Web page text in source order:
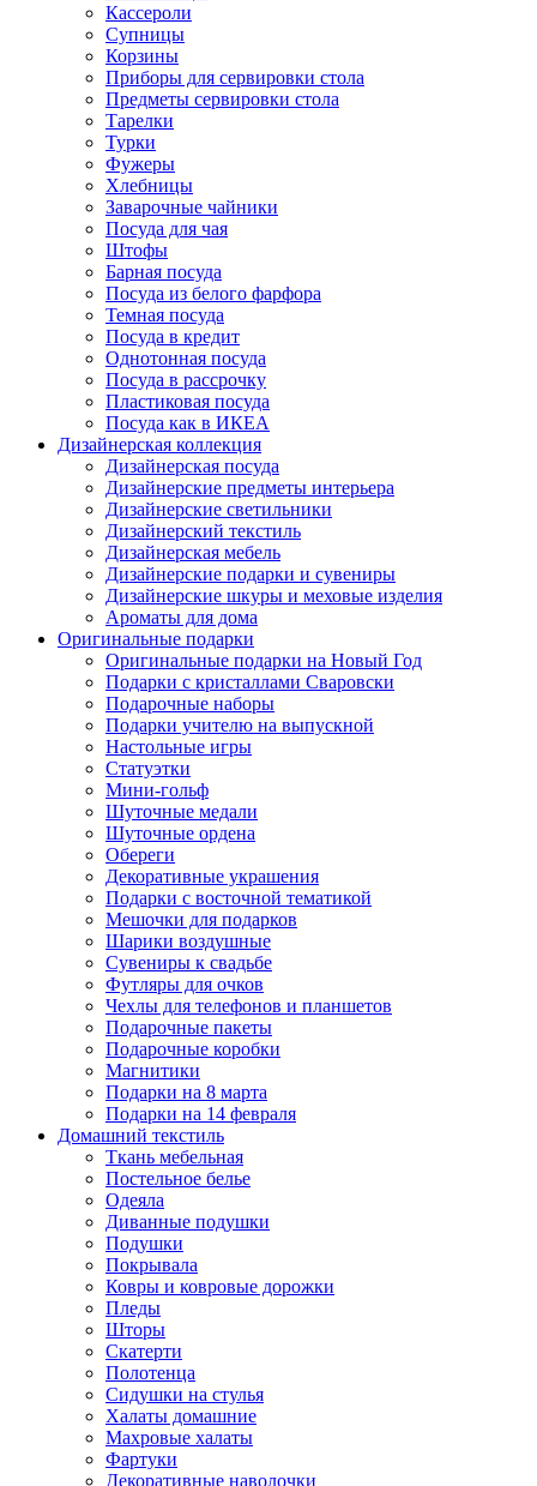
Кассероли
Супницы
Корзины
Приборы для сервировки стола
Предметы сервировки стола
Тарелки
Турки
Фужеры
Хлебницы
Заварочные чайники
Посуда для чая
Штофы
Барная посуда
Посуда из белого фарфора
Темная посуда
Посуда в кредит
Однотонная посуда
Посуда в рассрочку
Пластиковая посуда
Посуда как в ИКЕА
Дизайнерская коллекция
Дизайнерская посуда
Дизайнерские предметы интерьера
Дизайнерские светильники
Дизайнерский текстиль
Дизайнерская мебель
Дизайнерские подарки и сувениры
Дизайнерские шкуры и меховые изделия
Ароматы для дома
Оригинальные подарки
Оригинальные подарки на Новый Год
Подарки с кристаллами Сваровски
Подарочные наборы
Подарки учителю на выпускной
Настольные игры
Статуэтки
Мини-гольф
Шуточные медали
Шуточные ордена
Обереги
Декоративные украшения
Подарки с восточной тематикой
Мешочки для подарков
Шарики воздушные
Сувениры к свадьбе
Футляры для очков
Чехлы для телефонов и планшетов
Подарочные пакеты
Подарочные коробки
Магнитики
Подарки на 8 марта
Подарки на 14 февраля
Домашний текстиль
Ткань мебельная
Постельное белье
Одеяла
Диванные подушки
Подушки
Покрывала
Ковры и ковровые дорожки
Пледы
Шторы
Скатерти
Полотенца
Сидушки на стулья
Халаты домашние
Махровые халаты
Фартуки
Декоративные наволочки